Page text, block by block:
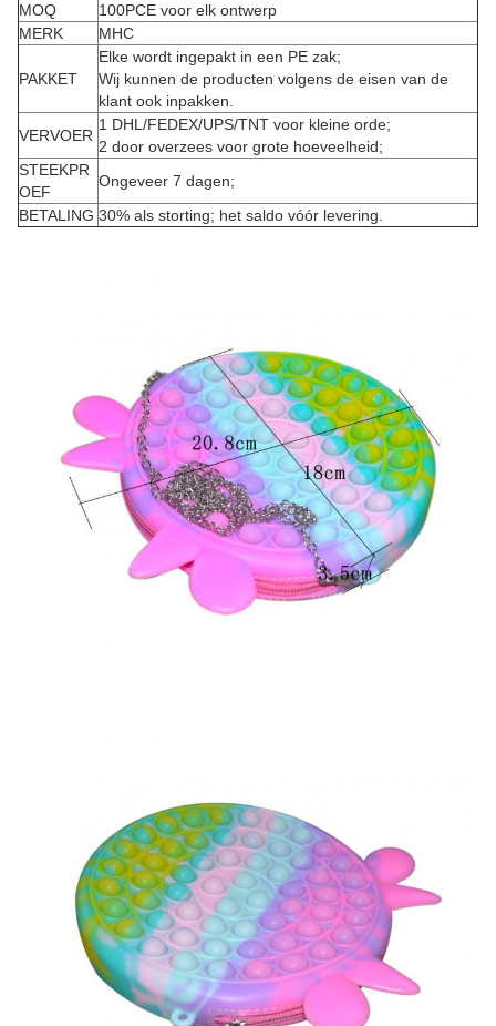
MOQ
100PCE voor elk ontwerp
MERK
MHC
PAKKET
Elke wordt ingepakt in een PE zak;
Wij kunnen de producten volgens de eisen van de
klant ook inpakken.
VERVOER
1 DHL/FEDEX/UPS/TNT voor kleine orde;
2 door overzees voor grote hoeveelheid;
STEEKPR
OEF
Ongeveer 7 dagen;
BETALING 30% als storting; het saldo vóór levering.